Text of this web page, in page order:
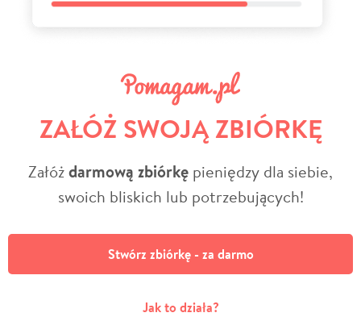
ZAŁÓŻ SWOJĄ ZBIÓRKĘ
Załóżdarmową zbiórkę pieniędzy dla siebie,
swoich bliskich lub potrzebujących!
Stwórz zbiórkę - za darmo
Jak to działa?